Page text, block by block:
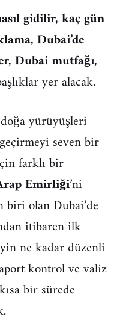
gidilir, kaç gün
Dubai’de
Dubai mutfağı,
yer alacak.
yürüyüşleri
seven bir
farklı bir
Emirliği’ni
olan Dubai’de
itibaren ilk
ne kadar düzenli
kontrol ve valiz
bir sürede